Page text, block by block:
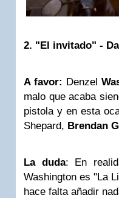
2. "El invitado" -
A favor: Denzel
malo que acaba
pistola y en esta
Shepard, Brendan
La duda: En
Washington es "La
hace falta añadir